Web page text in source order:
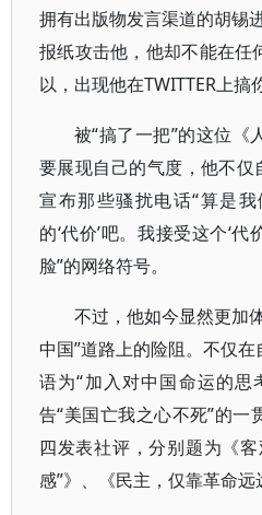
拥有出版物发言渠道的胡锡
报纸攻击他，他却不能在任
以，出现他在TWITTER上搞
被“搞了一把”的这位《
要展现自己的气度，他不仅
宣布那些骚扰电话“算是
的‘代价’吧。我接受这个‘代
脸”的网络符号。
不过，他如今显然更加
中国”道路上的险阻。不仅
语为“加入对中国命运的思
告“美国亡我之心不死”的一
四发表社评，分别题为《
感”》、《民主，仅靠革命远